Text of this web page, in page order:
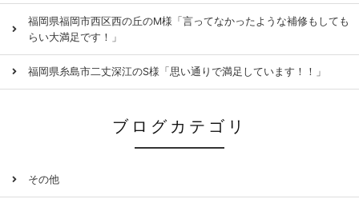
福岡県福岡市西区西の丘のM様「言ってなかったような補修もしても
らい大満足です！」
福岡県糸島市二丈深江のS様「思い通りで満足しています！！」
ブログカテゴリ
その他